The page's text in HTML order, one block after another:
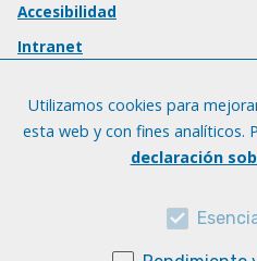
Accesibilidad
Intranet
Utilizamos cookies para
esta web y con fines analíticos.
declaración